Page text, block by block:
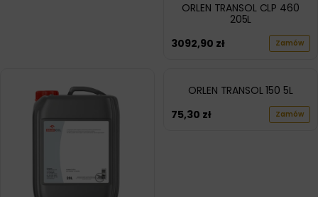
ORLEN TRANSOL CLP 460
205L
3092,90 zł Zamów
ORLEN TRANSOL 150 5L
75,30 zł Zamów